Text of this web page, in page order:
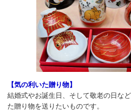
【気の利いた贈り物】
結婚式やお誕生日、そして敬老の日な
た贈り物を送りたいものです。